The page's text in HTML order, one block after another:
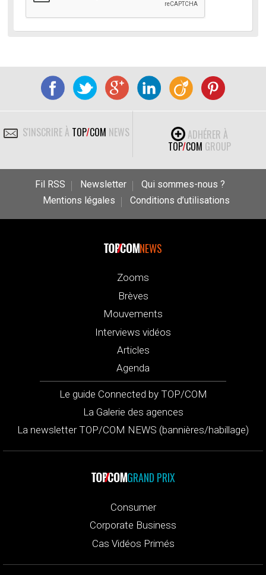
S'INSCRIRE À TOP/COM NEWS
ADHÉRER À
TOP/COM GROUP
Fil RSS Newsletter
Qui sommes-nous ?
Mentions légales
Conditions d’utilisations
NEWS
Zooms
Brèves
Mouvements
Interviews vidéos
Articles
Agenda
Le guide Connected by TOP/COM
La Galerie des agences
La newsletter TOP/COM NEWS (bannières/habillage)
GRAND PRIX
Consumer
Corporate Business
Cas Vidéos Primés